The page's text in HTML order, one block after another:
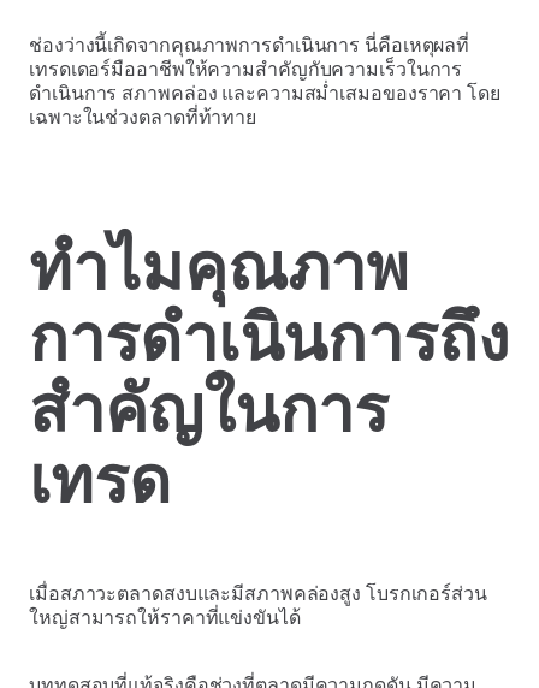
ช่องว่างนี้เกิดจากคุณภาพการดำเนินการ นี่คือเหตุผลที่
เทรดเดอร์มืออาชีพให้ความสำคัญกับความเร็วในการ
ดำเนินการ สภาพคล่อง และความสม่ำเสมอของราคา โดย
เฉพาะในช่วงตลาดที่ท้าทาย
ทำไมคุณภาพ
การดำเนินการถึง
สำคัญในการ
เทรด
เมื่อสภาวะตลาดสงบและมีสภาพคล่องสูง โบรกเกอร์ส่วน
ใหญ่สามารถให้ราคาที่แข่งขันได้